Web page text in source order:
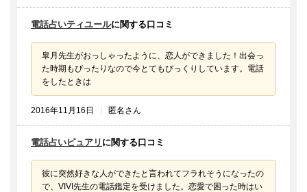
電話占いティユールに関する口コミ
皐月先生がおっしゃったように、恋人ができました！出会っ
た時期もぴったりなので今とてもびっくりしています。電話
をしたときは
2016年11月16日 匿名さん
電話占いピュアリ に関する口コミ
彼に突然好きな人ができたと言われてフラれそうになったの
で、VIVI先生の電話鑑定を受けました。恋愛で困った時はい